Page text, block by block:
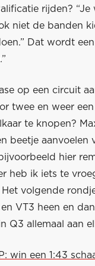
rijden?
niet de banden
Dat wordt
op een circuit
twee en weer
te knopen?
beetje aanvoelen
hier
heb ik iets te
volgende
VT3 heen en
Q3 allemaal aan
win een 1:43